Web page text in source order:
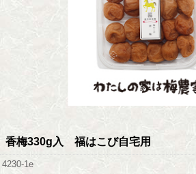
香梅330g入 福はこび自宅用
4230-1e